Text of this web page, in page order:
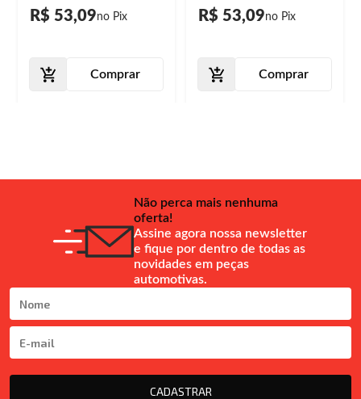
2015 Vermelho
R$ 53,09
Comprar
2015 Azul
R$ 53,09
Comprar
Não perca mais nenhuma
oferta!
Assine agora nossa newsletter
e fique por dentro de todas as
novidades em peças
automotivas.
CADASTRAR